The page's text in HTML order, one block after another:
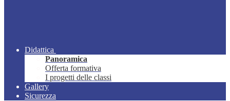
Didattica
Panoramica
Offerta formativa
I progetti delle classi
Gallery
Sicurezza